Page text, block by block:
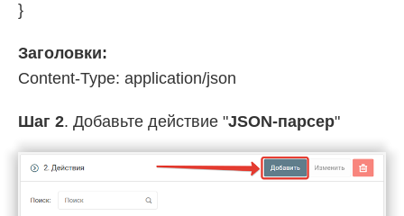
}
Заголовки:
Content-Type: application/json
Шаг 2. Добавьте действие "JSON-парсер"